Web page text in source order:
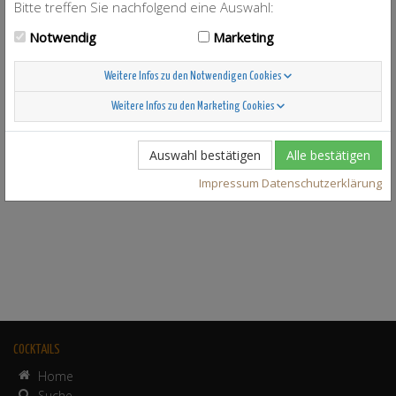
COCKTAILS
Home
Bitte treffen Sie nachfolgend eine Auswahl:
Notwendig
Marketing
Weitere Infos zu den Notwendigen Cookies
Weitere Infos zu den Marketing Cookies
Auswahl bestätigen Alle bestätigen
Impressum Datenschutzerklärung